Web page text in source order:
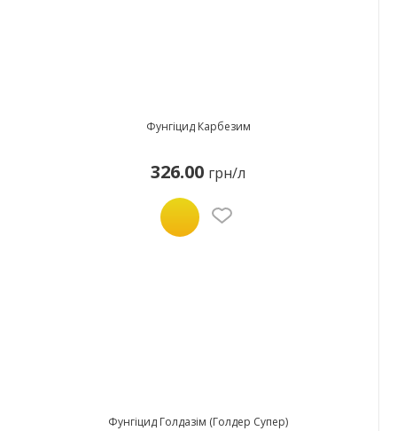
Фунгіцид Карбезим
326.00 грн/л
Фунгіцид Голдазім (Голдер Супер)